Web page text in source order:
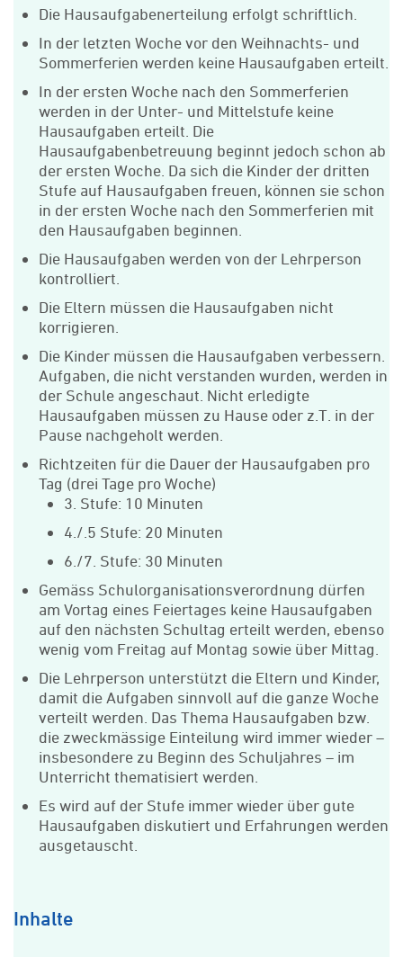
Die Hausaufgabenerteilung erfolgt schriftlich.
In der letzten Woche vor den Weihnachts- und
Sommerferien werden keine Hausaufgaben erteilt.
In der ersten Woche nach den Sommerferien
werden in der Unter- und Mittelstufe keine
Hausaufgaben erteilt. Die
Hausaufgabenbetreuung beginnt jedoch schon ab
der ersten Woche. Da sich die Kinder der dritten
Stufe auf Hausaufgaben freuen, können sie schon
in der ersten Woche nach den Sommerferien mit
den Hausaufgaben beginnen.
Die Hausaufgaben werden von der Lehrperson
kontrolliert.
Die Eltern müssen die Hausaufgaben nicht
korrigieren.
Die Kinder müssen die Hausaufgaben verbessern.
Aufgaben, die nicht verstanden wurden, werden in
der Schule angeschaut. Nicht erledigte
Hausaufgaben müssen zu Hause oder z.T. in der
Pause nachgeholt werden.
Richtzeiten für die Dauer der Hausaufgaben pro
Tag (drei Tage pro Woche)
3. Stufe: 10 Minuten
4./.5 Stufe: 20 Minuten
6./7. Stufe: 30 Minuten
Gemäss Schulorganisationsverordnung dürfen
am Vortag eines Feiertages keine Hausaufgaben
auf den nächsten Schultag erteilt werden, ebenso
wenig vom Freitag auf Montag sowie über Mittag.
Die Lehrperson unterstützt die Eltern und Kinder,
damit die Aufgaben sinnvoll auf die ganze Woche
verteilt werden. Das Thema Hausaufgaben bzw.
die zweckmässige Einteilung wird immer wieder –
insbesondere zu Beginn des Schuljahres – im
Unterricht thematisiert werden.
Es wird auf der Stufe immer wieder über gute
Hausaufgaben diskutiert und Erfahrungen werden
ausgetauscht.
Inhalte